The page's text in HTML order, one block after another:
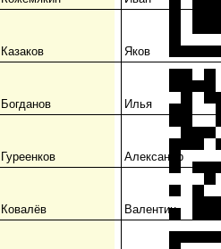
Казаков Яков
Богданов Илья
Гуреенков Александр
Ковалёв Валентин